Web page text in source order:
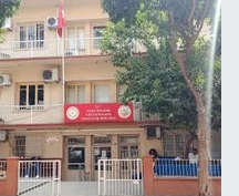
Magazin
Özel
Resmi İlanlar